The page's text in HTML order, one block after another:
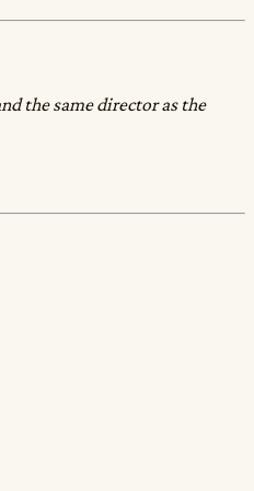
the same director as the